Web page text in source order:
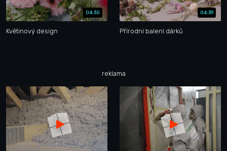
04:30
Květinový design
04:39
Přírodní balení dárků
reklama